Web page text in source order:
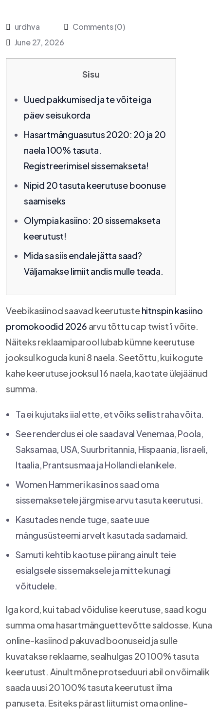
urdhva
Comments (0)
June 27, 2026
Sisu
Uued pakkumised ja te võite iga
päev seisukorda
Hasartmänguasutus 2020: 20 ja 20
naela 100% tasuta.
Registreerimisel sissemakseta!
Nipid 20 tasuta keerutuse boonuse
saamiseks
Olympia kasiino: 20 sissemakseta
keerutust!
Mida sa siis endale jätta saad?
Väljamakse limiit andis mulle teada.
Veebikasiinod saavad keerutustehitnspin kasiino
promokoodid 2026 arvu tõttu cap twist'i võite.
Näiteks reklaamiparool lubab kümne keerutuse
jooksul koguda kuni 8 naela.Seetõttu, kui kogute
kahe keerutuse jooksul 16 naela, kaotate ülejäänud
summa.
Ta ei kujutaks iial ette, et võiks sellist raha võita.
See renderdus ei ole saadaval Venemaa, Poola,
Saksamaa, USA, Suurbritannia, Hispaania, Iisraeli,
Itaalia, Prantsusmaa ja Hollandi elanikele.
Women Hammeri kasiinos saad oma
sissemaksetele järgmise arvu tasuta keerutusi.
Kasutades nende tuge, saate uue
mängusüsteemi arvelt kasutada sadamaid.
Samuti kehtib kaotuse piirang ainult teie
esialgsele sissemaksele ja mitte kunagi
võitudele.
Iga kord, kui tabad võidulise keerutuse, saad kogu
summa oma hasartmänguettevõtte saldosse. Kuna
online-kasiinod pakuvad boonuseid ja sulle
kuvatakse reklaame, sealhulgas 20 100% tasuta
keerutust. Ainult mõne protseduuri abil on võimalik
saada uusi 20 100% tasuta keerutust ilma
panuseta. Esiteks pärast liitumist oma online-